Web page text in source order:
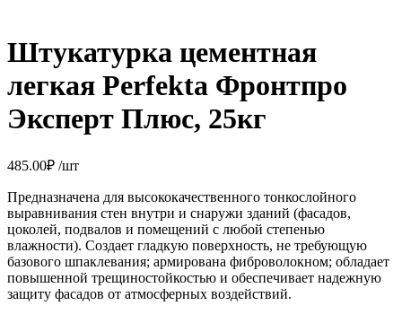
Штукатурка цементная
легкая Perfekta Фронтпро
Эксперт Плюс, 25кг
485.00₽ /шт
Предназначена для высококачественного тонкослойного
выравнивания стен внутри и снаружи зданий (фасадов,
цоколей, подвалов и помещений с любой степенью
влажности). Создает гладкую поверхность, не требующую
базового шпаклевания; армирована фиброволокном; обладает
повышенной трещиностойкостью и обеспечивает надежную
защиту фасадов от атмосферных воздействий.